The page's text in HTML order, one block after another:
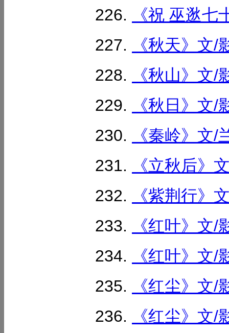
《祝 巫逖
《秋天》文
《秋山》文
《秋日》文
《秦岭》文
《立秋后》
《紫荆行》
《红叶》文
《红叶》文
《红尘》文
《红尘》文